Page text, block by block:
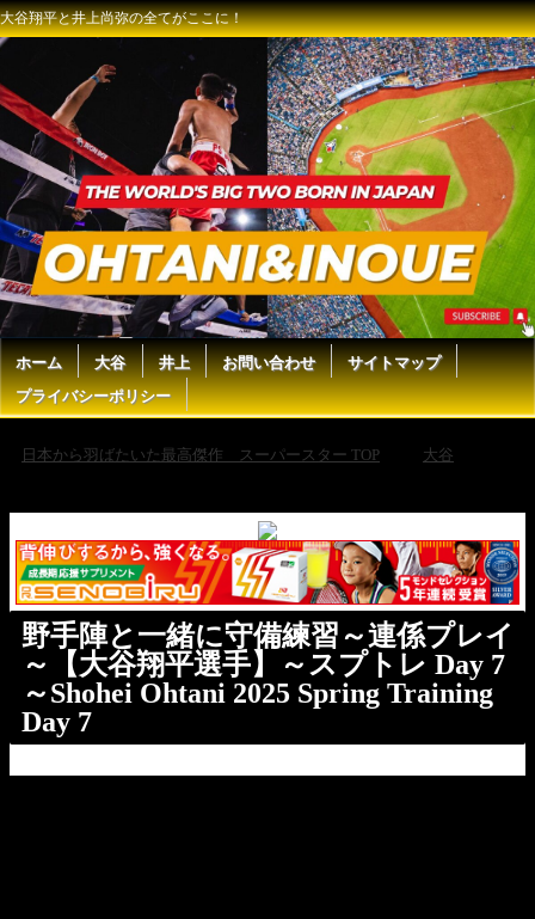
大谷翔平と井上尚弥の全てがここに！
ホーム 大谷 井上 お問い合わせ
サイトマップ
プライバシーポリシー
日本から羽ばたいた最高傑作 スーパースター TOP 大谷
野手陣と一緒に守備練習～連係プレイ
～【大谷翔平選手】～スプトレ Day 7
～Shohei Ohtani 2025 Spring Training
Day 7